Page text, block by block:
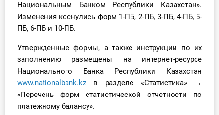
Национальным Банком Республики Казахстан».
Изменения коснулись форм 1-ПБ, 2-ПБ, 3-ПБ, 4-ПБ, 5-
ПБ, 6-ПБ и 10-ПБ.
Утвержденные формы, а также инструкции по их
заполнению размещены на интернет-ресурсе
Национального Банка Республики Казахстан
www.nationalbank.kz в разделе «Статистика» →
«Перечень форм статистической отчетности по
платежному балансу».